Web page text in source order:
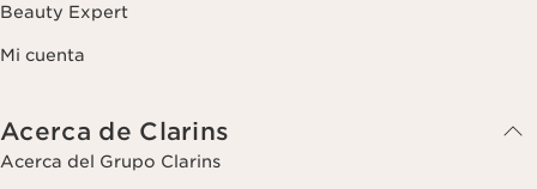
Beauty Expert
Mi cuenta
Acerca de Clarins
Acerca del Grupo Clarins